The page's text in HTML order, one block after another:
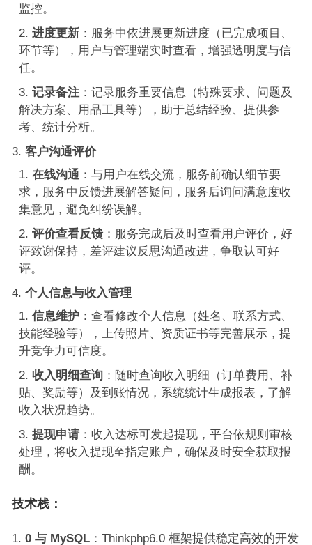
监控。
进度更新：服务中依进展更新进度（已完成项目、
环节等），用户与管理端实时查看，增强透明度与信
任。
记录备注：记录服务重要信息（特殊要求、问题及
解决方案、用品工具等），助于总结经验、提供参
考、统计分析。
客户沟通评价
在线沟通 ：与用户在线交流，服务前确认细节要
求，服务中反馈进展解答疑问，服务后询问满意度收
集意见，避免纠纷误解。
评价查看反馈：服务完成后及时查看用户评价，好
评致谢保持，差评建议反思沟通改进，争取认可好
评。
个人信息与收入管理
信息维护：查看修改个人信息（姓名、联系方式、
技能经验等），上传照片、资质证书等完善展示，提
升竞争力可信度。
收入明细查询：随时查询收入明细（订单费用、补
贴、奖励等）及到账情况，系统统计生成报表，了解
收入状况趋势。
提现申请：收入达标可发起提现，平台依规则审核
处理，将收入提现至指定账户，确保及时安全获取报
酬。
技术栈：
0 与 MySQL：Thinkphp6.0 框架提供稳定高效的开发